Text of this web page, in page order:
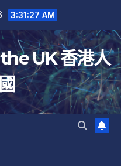
3:31:28 AM
UK 香港人